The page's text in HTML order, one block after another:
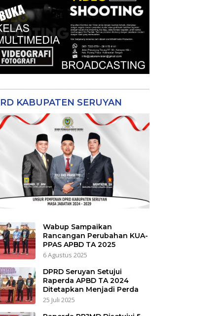
KABUPATEN SERUYAN
Wabup Sampaikan
Rancangan Perubahan KUA-
PPAS APBD TA 2025
6 Agustus 2025
DPRD Seruyan Setujui
Raperda APBD TA 2024
Ditetapkan Menjadi Perda
25 Juli 2025